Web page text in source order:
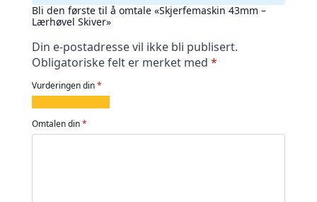
Bli den første til å omtale «Skjerfemaskin 43mm –
Lærhøvel Skiver»
Din e-postadresse vil ikke bli publisert.
Obligatoriske felt er merket med *
Vurderingen din*
av
5
av
5
av
5
av
5 5
Omtalen din*